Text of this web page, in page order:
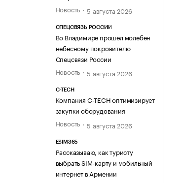
Новость
5 августа 2026
СПЕЦСВЯЗЬ РОССИИ
Во Владимире прошел молебен
небесному покровителю
Спецсвязи России
Новость
5 августа 2026
C-TECH
Компания C-TECH оптимизирует
закупки оборудования
Новость
5 августа 2026
ESIM365
Рассказываю, как туристу
выбрать SIM-карту и мобильный
интернет в Армении